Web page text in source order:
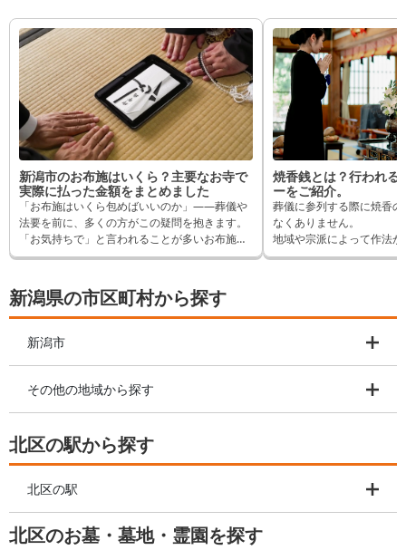
新潟市のお布施はいくら？主要なお寺で
実際に払った金額をまとめました
「お布施はいくら包めばいいのか」——葬儀や
法要を前に、多くの方がこの疑問を抱きます。
「お気持ちで」と言われることが多いお布施で
すが、実際にはいくら包んでいる方が多いの
内でお布施を納めたことがある方へ「葬儀の口
コミ」のアンケートをもとに、お寺ごとに実際
に支払われた金額と内訳をご紹介します。 葬儀
やご法要などでお布施を支払われる際の参考と
して、お役立てください。
焼香銭とは？行われる
ーをご紹介。
葬儀に参列する際に焼香
なくありません。
地域や宗派によって作法
地域で焼香の際に小銭を
そこでこの記事では焼香
新潟県の市区町村から探す
新潟市
その他の地域から探す
北区の駅から探す
北区の駅
北区のお墓・墓地・霊園を探す